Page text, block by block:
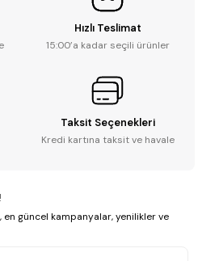
Hızlı Teslimat
15:00’a kadar seçili ürünler
Taksit Seçenekleri
Kredi kartına taksit ve havale
güncel kampanyalar, yenilikler ve